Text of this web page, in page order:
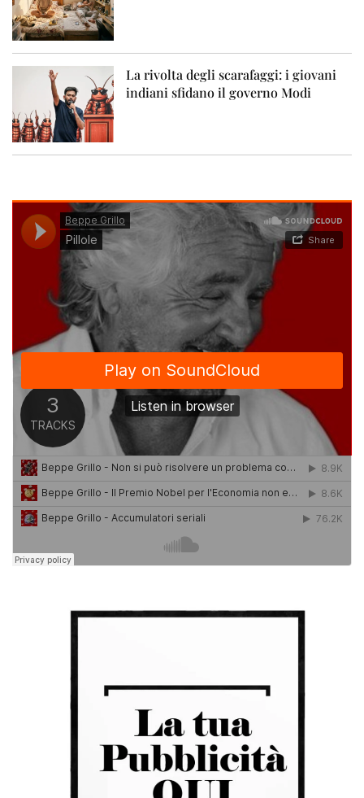
La rivolta degli scarafaggi: i giovani
indiani sfidano il governo Modi